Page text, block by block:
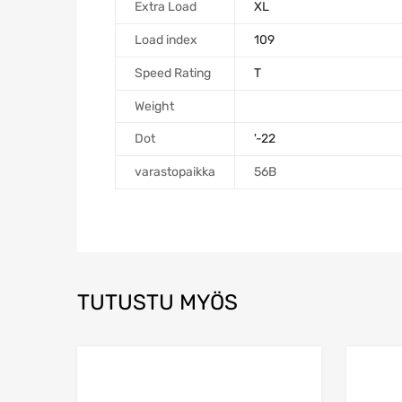
Extra Load XL
Load index 109
Speed Rating T
Weight
Dot '-22
varastopaikka 56B
TUTUSTU MYÖS